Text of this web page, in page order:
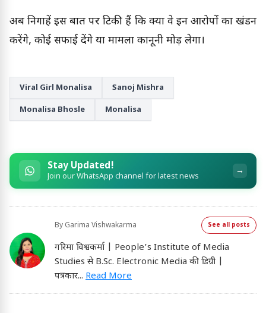
अब निगाहें इस बात पर टिकी हैं कि क्या वे इन आरोपों का खंडन
करेंगे, कोई सफाई देंगे या मामला कानूनी मोड़ लेगा।
Viral Girl Monalisa Sanoj Mishra
Monalisa Bhosle Monalisa
Stay Updated!
Join our WhatsApp channel for latest news →
By Garima Vishwakarma See all posts
गरिमा विश्वकर्मा | People’s Institute of Media
Studies से B.Sc. Electronic Media की डिग्री |
पत्रकार... Read More